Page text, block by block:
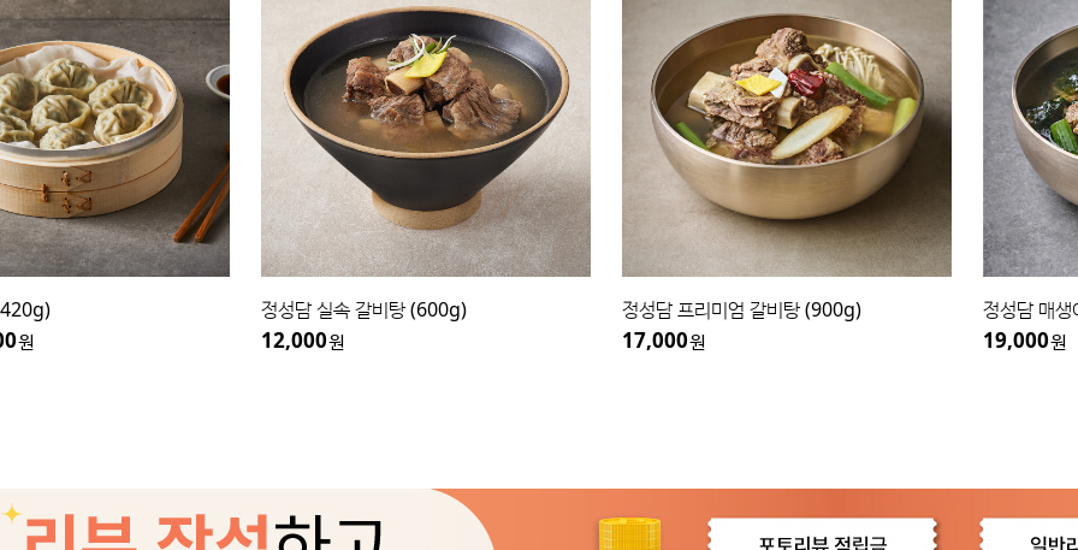
원
정성담 실속 갈비탕 (600g)
12,000원
정성담 프리미엄 갈비탕 (900g)
17,000원
정성담 매
19,000원